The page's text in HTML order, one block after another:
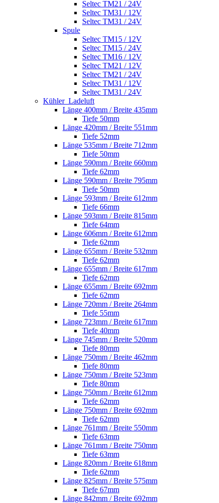
Seltec TM21 / 24V
Seltec TM31 / 12V
Seltec TM31 / 24V
Spule
Seltec TM15 / 12V
Seltec TM15 / 24V
Seltec TM16 / 12V
Seltec TM21 / 12V
Seltec TM21 / 24V
Seltec TM31 / 12V
Seltec TM31 / 24V
Kühler_Ladeluft
Länge 400mm / Breite 435mm
Tiefe 50mm
Länge 420mm / Breite 551mm
Tiefe 52mm
Länge 535mm / Breite 712mm
Tiefe 50mm
Länge 590mm / Breite 660mm
Tiefe 62mm
Länge 590mm / Breite 795mm
Tiefe 50mm
Länge 593mm / Breite 612mm
Tiefe 66mm
Länge 593mm / Breite 815mm
Tiefe 64mm
Länge 606mm / Breite 612mm
Tiefe 62mm
Länge 655mm / Breite 532mm
Tiefe 62mm
Länge 655mm / Breite 617mm
Tiefe 62mm
Länge 655mm / Breite 692mm
Tiefe 62mm
Länge 720mm / Breite 264mm
Tiefe 55mm
Länge 723mm / Breite 617mm
Tiefe 40mm
Länge 745mm / Breite 520mm
Tiefe 80mm
Länge 750mm / Breite 462mm
Tiefe 80mm
Länge 750mm / Breite 523mm
Tiefe 80mm
Länge 750mm / Breite 612mm
Tiefe 62mm
Länge 750mm / Breite 692mm
Tiefe 62mm
Länge 761mm / Breite 550mm
Tiefe 63mm
Länge 761mm / Breite 750mm
Tiefe 63mm
Länge 820mm / Breite 618mm
Tiefe 62mm
Länge 825mm / Breite 575mm
Tiefe 67mm
Länge 842mm / Breite 692mm